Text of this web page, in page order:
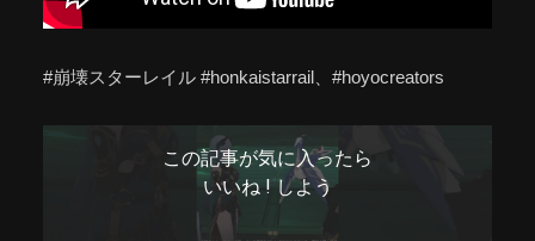
#崩壊スターレイル #honkaistarrail、#hoyocreators
この記事が気に入ったら
いいね ! しよう